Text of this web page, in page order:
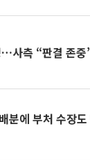
…사측 “판결 존중
에 부처 수장도